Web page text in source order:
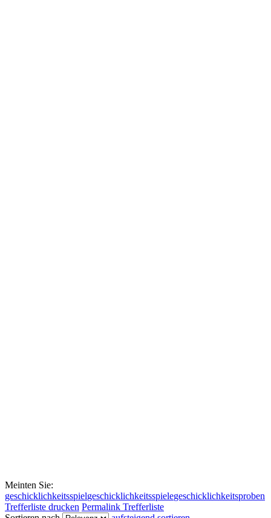
Meinten Sie:
geschicklichkeitsspielgeschicklichkeitsspielegeschicklichkeitsproben
Trefferliste drucken Permalink Trefferliste